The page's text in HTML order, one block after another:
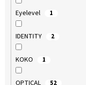
Eyelevel 1
IDENTITY 2
KOKO 1
OPTICAL 52